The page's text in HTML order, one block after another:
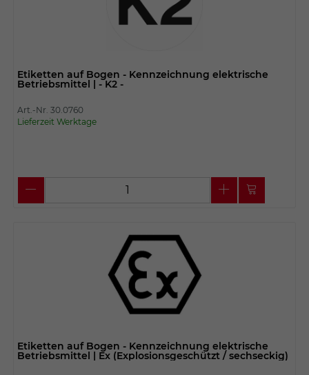
Etiketten auf Bogen - Kennzeichnung elektrische
Betriebsmittel | - K2 -
Art.-Nr. 30.0760
Lieferzeit Werktage
Etiketten auf Bogen - Kennzeichnung elektrische
Betriebsmittel | Ex (Explosionsgeschützt / sechseckig)